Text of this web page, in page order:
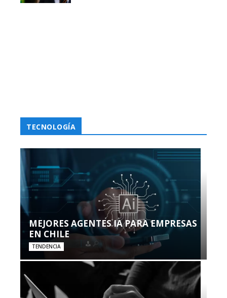
TECNOLOGÍA
MEJORES AGENTES IA PARA EMPRESAS
EN CHILE
TENDENCIA